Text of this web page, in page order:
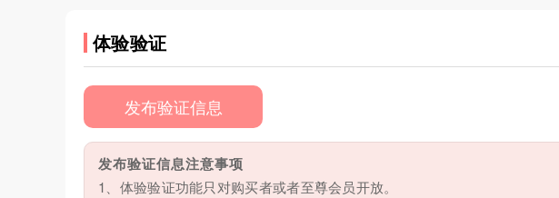
体验验证
发布验证信息
发布验证信息注意事项
1、体验验证功能只对购买者或者至尊会员开放。